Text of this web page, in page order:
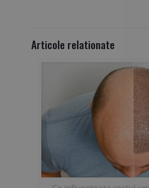
Articole relationate